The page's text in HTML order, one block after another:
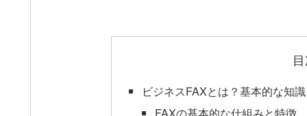
ビジネスFAXとは？基本的な知